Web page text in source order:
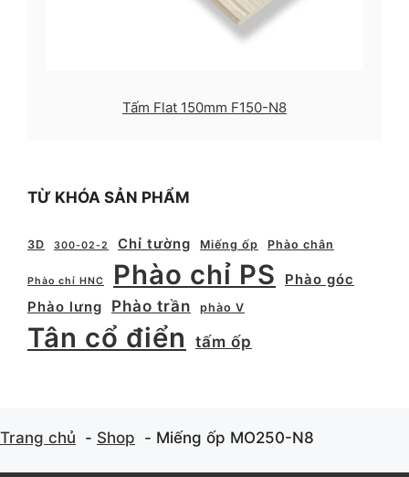
Tấm Flat 150mm F150-N8
TỪ KHÓA SẢN PHẨM
3D 300-02-2 Chỉ tường Miếng ốp Phào chân
Phào chỉ HNC Phào chỉ PS
Phào góc
Phào lưng
Phào trần phào V
Tân cổ điển tấm ốp
Trang chủ Shop Miếng ốp MO250-N8